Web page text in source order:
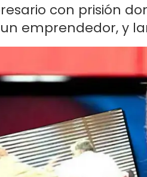
con prisión
emprendedor, y